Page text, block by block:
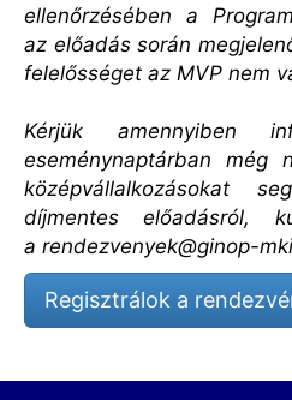
ellenőrzésében a
az előadás során
felelősséget az MVP nem
Kérjük amennyiben
eseménynaptárban még
középvállalkozásokat
díjmentes előadásról,
a rendezvenyek@ginop-
Regisztrálok a